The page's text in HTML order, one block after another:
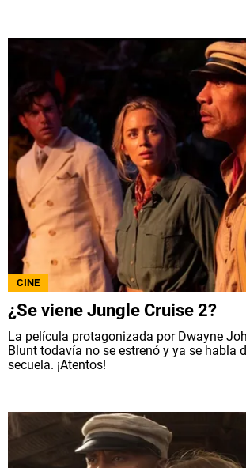
CINE
¿Se viene Jungle Cruise 2?
La película protagonizada por Dwayne
Blunt todavía no se estrenó y ya se habla
secuela. ¡Atentos!